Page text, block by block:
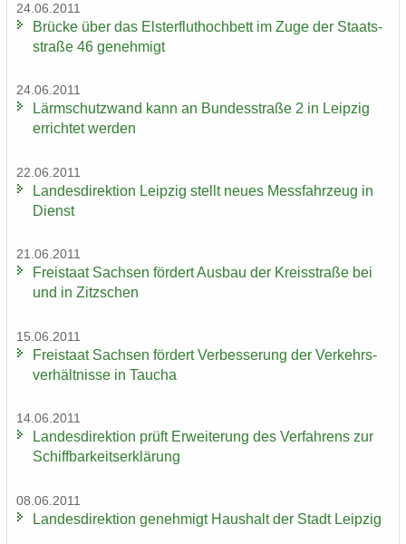
24.06.2011
Brü­cke über das Els­ter­flut­hoch­bett im Zuge der Staats­
stra­ße 46 ge­neh­migt
24.06.2011
Lärm­schutz­wand kann an Bun­des­stra­ße 2 in Leip­zig
er­rich­tet wer­den
22.06.2011
Lan­des­di­rek­ti­on Leip­zig stellt neues Mess­fahr­zeug in
Dienst
21.06.2011
Frei­staat Sach­sen för­dert Aus­bau der Kreis­stra­ße bei
und in Zitz­schen
15.06.2011
Frei­staat Sach­sen för­dert Ver­bes­se­rung der Ver­kehrs­
ver­hält­nis­se in Tau­cha
14.06.2011
Lan­des­di­rek­ti­on prüft Er­wei­te­rung des Ver­fah­rens zur
Schiff­bar­keits­er­klä­rung
08.06.2011
Lan­des­di­rek­ti­on ge­neh­migt Haus­halt der Stadt Leip­zig